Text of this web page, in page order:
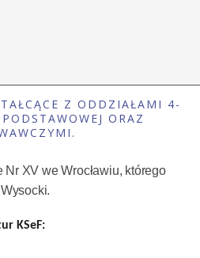
Z ODDZIAŁAMI 4-
ORAZ
Nr XV we Wrocławiu, którego
KSeF: